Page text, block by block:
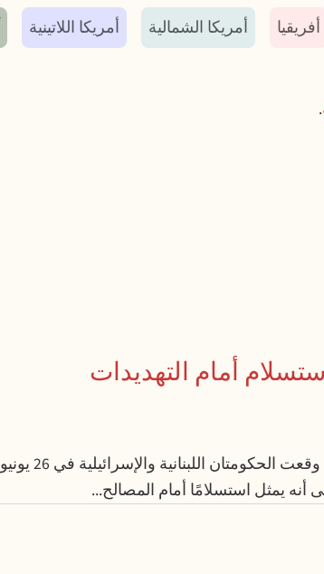
أفريقيا أمريكا الشمالية أمريكا اللاتينية
.
أمام التهديدات
في أعقاب بروتوكول التفاهم الهش بين واشنطن وطهران، وقعت الحكومتان اللبنانية والإسرائيلية في 26 يونيو